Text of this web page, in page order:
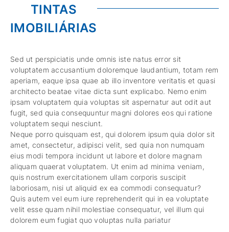
TINTAS
IMOBILIÁRIAS
Sed ut perspiciatis unde omnis iste natus error sit
voluptatem accusantium doloremque laudantium, totam rem
aperiam, eaque ipsa quae ab illo inventore veritatis et quasi
architecto beatae vitae dicta sunt explicabo. Nemo enim
ipsam voluptatem quia voluptas sit aspernatur aut odit aut
fugit, sed quia consequuntur magni dolores eos qui ratione
voluptatem sequi nesciunt.
Neque porro quisquam est, qui dolorem ipsum quia dolor sit
amet, consectetur, adipisci velit, sed quia non numquam
eius modi tempora incidunt ut labore et dolore magnam
aliquam quaerat voluptatem. Ut enim ad minima veniam,
quis nostrum exercitationem ullam corporis suscipit
laboriosam, nisi ut aliquid ex ea commodi consequatur?
Quis autem vel eum iure reprehenderit qui in ea voluptate
velit esse quam nihil molestiae consequatur, vel illum qui
dolorem eum fugiat quo voluptas nulla pariatur